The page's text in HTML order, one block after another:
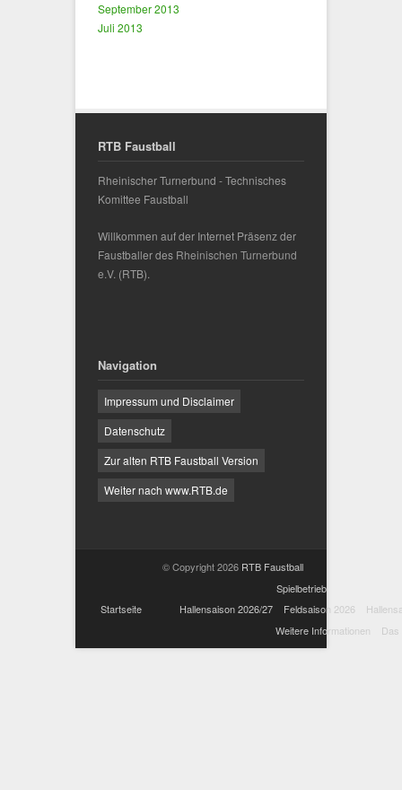
September 2013
Juli 2013
RTB Faustball
Rheinischer Turnerbund - Technisches
Komittee Faustball
Willkommen auf der Internet Präsenz der
Faustballer des Rheinischen Turnerbund
e.V. (RTB).
Navigation
Impressum und Disclaimer
Datenschutz
Zur alten RTB Faustball Version
Weiter nach www.RTB.de
© Copyright 2026 RTB Faustball
Startseite
Spielbetrieb
Hallensaison 2026/27
Feldsaison 2026
Weitere Informationen
Das